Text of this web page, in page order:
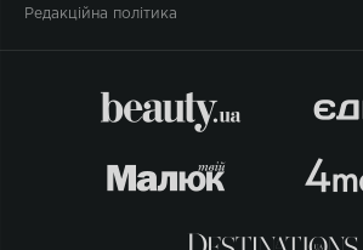
Редакційна політика